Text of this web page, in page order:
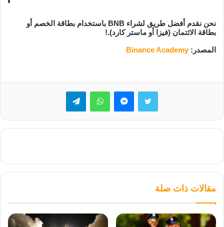
نحن نقدم أفضل طريق لشراء BNB باستخدام بطاقة الخصم أو
بطاقة الائتمان (فيزا أو ماستر كارد).!
المصدر:Binance Academy
تويتر ماسنجرواتساب تيلقرام
مقالات ذات صلة